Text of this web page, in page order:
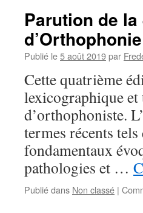
Parution de
d’Orthophonie
Publié le5 août 2019par
Cette quatrième
lexicographique
d’orthophoniste.
termes récents
fondamentaux
pathologies et …
Publié dans Non classé |